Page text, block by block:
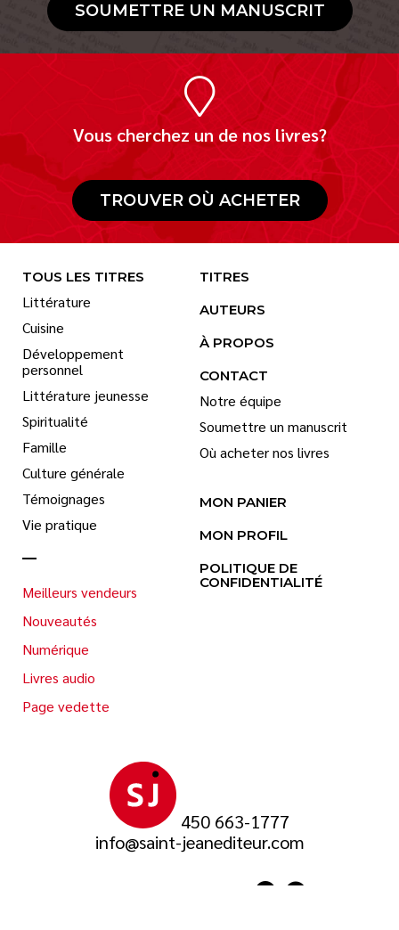
SOUMETTRE UN MANUSCRIT
Vous cherchez un de nos livres?
TROUVER OÙ ACHETER
450 663-1777
info@saint-jeanediteur.com
TOUS LES TITRES
Littérature
Cuisine
Développement
personnel
Littérature jeunesse
Spiritualité
Famille
Culture générale
Témoignages
Vie pratique
Meilleurs vendeurs
Nouveautés
Numérique
Livres audio
Page vedette
TITRES
AUTEURS
À PROPOS
CONTACT
Notre équipe
Soumettre un manuscrit
Où acheter nos livres
MON PANIER
MON PROFIL
POLITIQUE DE
CONFIDENTIALITÉ